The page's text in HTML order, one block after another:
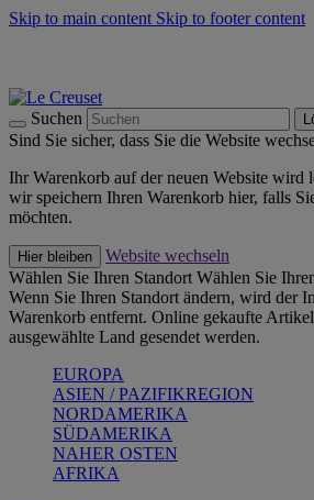
Skip to main content Skip to footer content
Suchen
Sind Sie sicher, dass Sie die Website
Ihr Warenkorb auf der neuen Website wird
wir speichern Ihren Warenkorb hier, falls
möchten.
Hier bleiben
Website wechseln
Wählen Sie Ihren Standort Wählen Sie
Wenn Sie Ihren Standort ändern, wird der
Warenkorb entfernt. Online gekaufte
ausgewählte Land gesendet werden.
EUROPA
ASIEN / PAZIFIKREGION
NORDAMERIKA
SÜDAMERIKA
NAHER OSTEN
AFRIKA